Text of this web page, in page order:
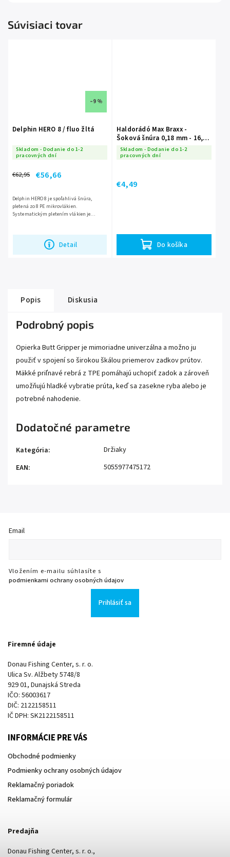
Súvisiaci tovar
–9 %
Delphin HERO 8 / fluo žltá
Skladom - Dodanie do 1-2
pracovných dní
€62,95 €56,66
Detail
Delphin HERO 8 je spoľahlivá šnúra,
pletená zo 8 PE mikrovlákien.
Systematickým pletením vlákien je
Haldorádó Max Braxx -
Šoková šnúra 0,18 mm - 16,48
kg
Skladom - Dodanie do 1-2
pracovných dní
€4,49
Do košíka
Popis Diskusia
Podrobný popis
Opierka Butt Gripper je mimoriadne univerzálna a možno ju
použiť v spojení so širokou škálou priemerov zadkov prútov.
Mäkké priľnavé rebrá z TPE pomáhajú uchopiť zadok a zároveň
umožňujú hladké vybratie prúta, keď sa zasekne ryba alebo je
potrebné nahodenie.
Dodatočné parametre
Kategória:
Držiaky
EAN: 5055977475172
Email
Vložením e-mailu súhlasíte s
podmienkami ochrany osobných údajov
Prihlásiť sa
Firemné údaje
Donau Fishing Center, s. r. o.
Ulica Sv. Alžbety 5748/8
929 01, Dunajská Streda
IČO: 56003617
DIČ: 2122158511
IČ DPH: SK2122158511
INFORMÁCIE PRE VÁS
Obchodné podmienky
Podmienky ochrany osobných údajov
Reklamačný poriadok
Reklamačný formulár
Predajňa
Donau Fishing Center, s. r. o.,